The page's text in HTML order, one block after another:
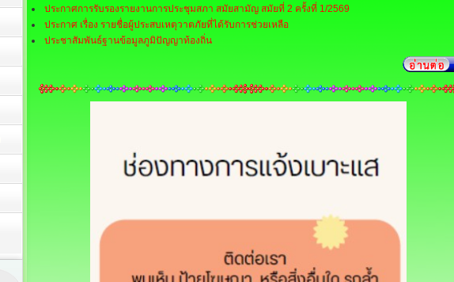
ประกาศการรับรองรายงานการประชุมสภา สมัยสามัญ สมัยที่ 2 ครั้งที่ 1/2569
ประกาศ เรื่อง รายชื่อผู้ประสบเหตุวาตภัยที่ได้รับการช่วยเหลือ
ประชาสัมพันธ์ฐานข้อมูลภูมิปัญญาท้องถิ่น